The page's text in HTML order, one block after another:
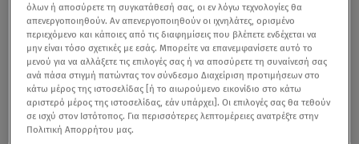
όλων ή αποσύρετε τη συγκατάθεσή σας, οι εν λόγω τεχνολογίες θα
απενεργοποιηθούν. Αν απενεργοποιηθούν οι ιχνηλάτες, ορισμένο
περιεχόμενο και κάποιες από τις διαφημίσεις που βλέπετε ενδέχεται να
μην είναι τόσο σχετικές με εσάς. Μπορείτε να επανεμφανίσετε αυτό το
μενού για να αλλάξετε τις επιλογές σας ή να αποσύρετε τη συναίνεσή σας
ανά πάσα στιγμή πατώντας τον σύνδεσμο Διαχείριση προτιμήσεων στο
κάτω μέρος της ιστοσελίδας [ή το αιωρούμενο εικονίδιο στο κάτω
αριστερό μέρος της ιστοσελίδας, εάν υπάρχει]. Οι επιλογές σας θα τεθούν
σε ισχύ στον Ιστότοπος. Για περισσότερες λεπτομέρειες ανατρέξτε στην
Πολιτική Απορρήτου μας.